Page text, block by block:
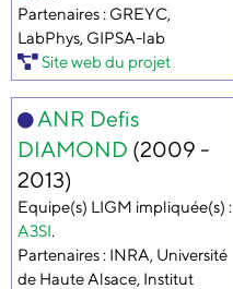
Partenaires : GREYC,
LabPhys, GIPSA-lab
Site web du projet
ANR Defis
DIAMOND (2009 -
2013)
Equipe(s) LIGM impliquée(s) :
A3SI.
Partenaires : INRA, Université
de Haute Alsace, Institut